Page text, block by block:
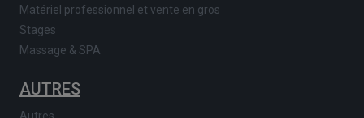
Matériel professionnel et vente en gros
Stages
Massage & SPA
AUTRES